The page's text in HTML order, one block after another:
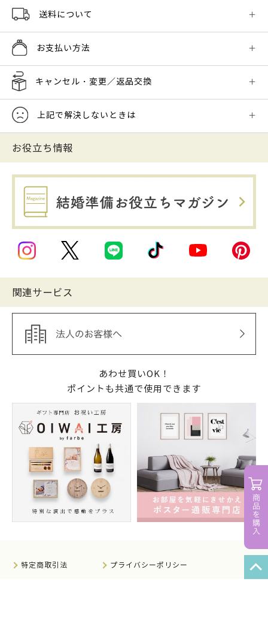
送料について
お支払い方法
キャンセル・変更／返品交換
上記で解決しないときは
お役立ち情報
関連サービス
あわせ買いOK！
ポイントも共通で使用できます
特定商取引法 プライバシーポリシー